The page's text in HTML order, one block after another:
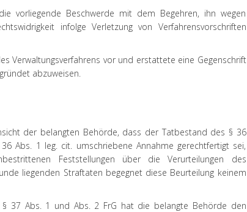
vorliegende Beschwerde mit dem Begehren, ihn wegen
infolge Verletzung von Verfahrensvorschriften
Verwaltungsverfahrens vor und erstattete eine Gegenschrift
abzuweisen.
der belangten Behörde, dass der Tatbestand des § 36
Abs. 1 leg. cit. umschriebene Annahme gerechtfertigt sei,
Feststellungen über die Verurteilungen des
liegenden Straftaten begegnet diese Beurteilung keinem
§ 37 Abs. 1 und Abs. 2 FrG hat die belangte Behörde den